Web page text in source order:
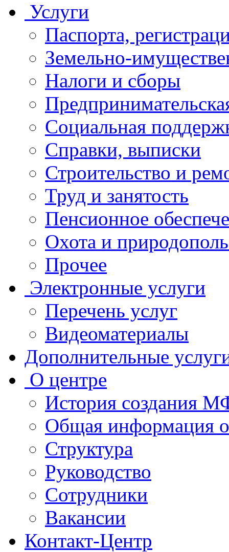
Услуги
Паспорта,
Земельно-
Налоги и сборы
Социальная
Справки, выписки
Строительство и
Труд и занятость
Пенсионное
Охота и
Прочее
Электронные услуги
Перечень услуг
Видеоматериалы
Дополнительные
О центре
История создания
Общая
Структура
Руководство
Сотрудники
Вакансии
Контакт-Центр